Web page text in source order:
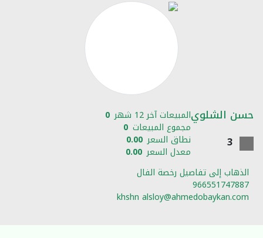
حسن الشلوي
3
المبيعات آخر 12 شهر 0
مجموع المبيعات 0
نطاق السعر 0.00
معدل السعر 0.00
الذهاب إلى تفاصيل رخصة الفال
966551747887
khshn alsloy@ahmedobaykan.com